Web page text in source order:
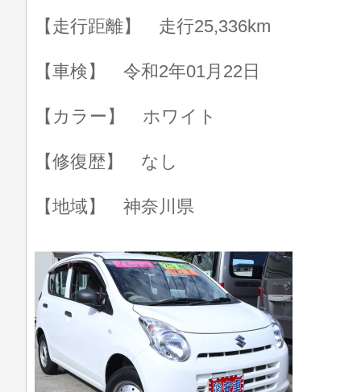
【走行距離】 走行25,336km
【車検】 令和2年01月22日
【カラー】 ホワイト
【修復歴】 なし
【地域】 神奈川県